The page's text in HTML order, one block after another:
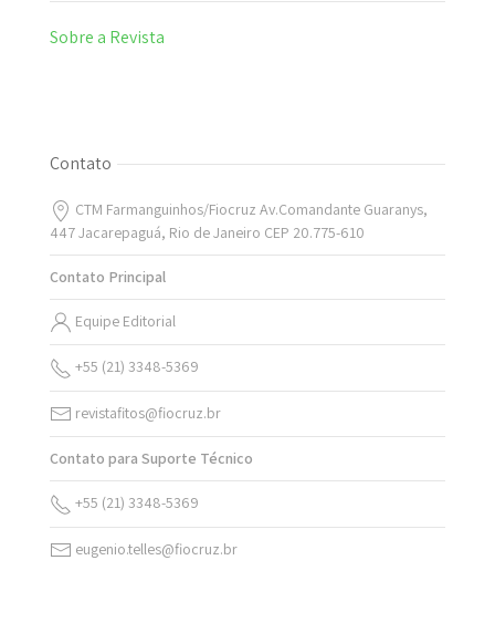
Sobre a Revista
Contato
CTM Farmanguinhos/Fiocruz Av.Comandante Guaranys,
447 Jacarepaguá, Rio de Janeiro CEP 20.775-610
Contato Principal
Equipe Editorial
+55 (21) 3348-5369
revistafitos@fiocruz.br
Contato para Suporte Técnico
+55 (21) 3348-5369
eugenio.telles@fiocruz.br